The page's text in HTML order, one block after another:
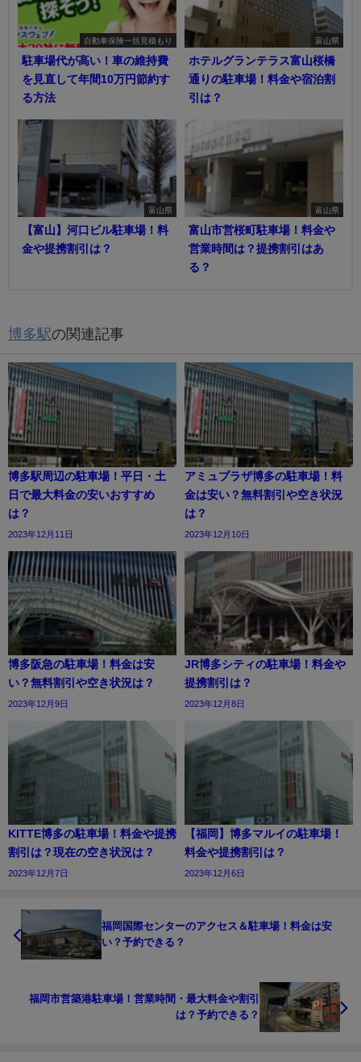
自動車保険一括見積もり
駐車場代が高い！車の維持費
を見直して年間10万円節約す
る方法
富山県
ホテルグランテラス富山桜橋
通りの駐車場！料金や宿泊割
引は？
富山県
【富山】河口ビル駐車場！料
金や提携割引は？
富山県
富山市営桜町駐車場！料金や
営業時間は？提携割引はあ
る？
博多駅の関連記事
博多駅周辺の駐車場！平日・土
日で最大料金の安いおすすめ
は？
2023年12月11日
アミュプラザ博多の駐車場！料
金は安い？無料割引や空き状況
は？
2023年12月10日
博多阪急の駐車場！料金は安
い？無料割引や空き状況は？
2023年12月9日
JR博多シティの駐車場！料金や
提携割引は？
2023年12月8日
KITTE博多の駐車場！料金や提携
割引は？現在の空き状況は？
2023年12月7日
【福岡】博多マルイの駐車場！
料金や提携割引は？
2023年12月6日
福岡国際センターのアクセス＆駐車場！料金は安
い？予約できる？
福岡市営築港駐車場！営業時間・最大料金や割引
は？予約できる？